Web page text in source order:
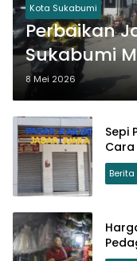
Kota Sukabumi
Perbaikan
Sukabumi
Kendaraan
8 Mei 2026
Sepi
Cara